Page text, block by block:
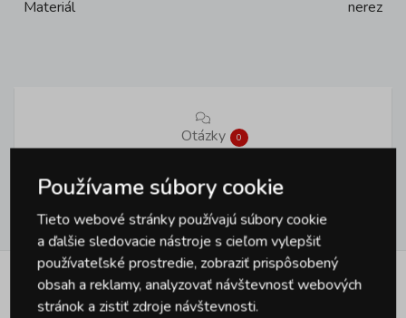
Materiál nerez
Otázky 0
Hodnotenie 0
Podobné produkty
Používame súbory cookie
Tieto webové stránky používajú súbory cookie
a ďalšie sledovacie nástroje s cieľom vylepšiť
používateľské prostredie, zobraziť prispôsobený
obsah a reklamy, analyzovať návštevnosť webových
stránok a zistiť zdroje návštevnosti.